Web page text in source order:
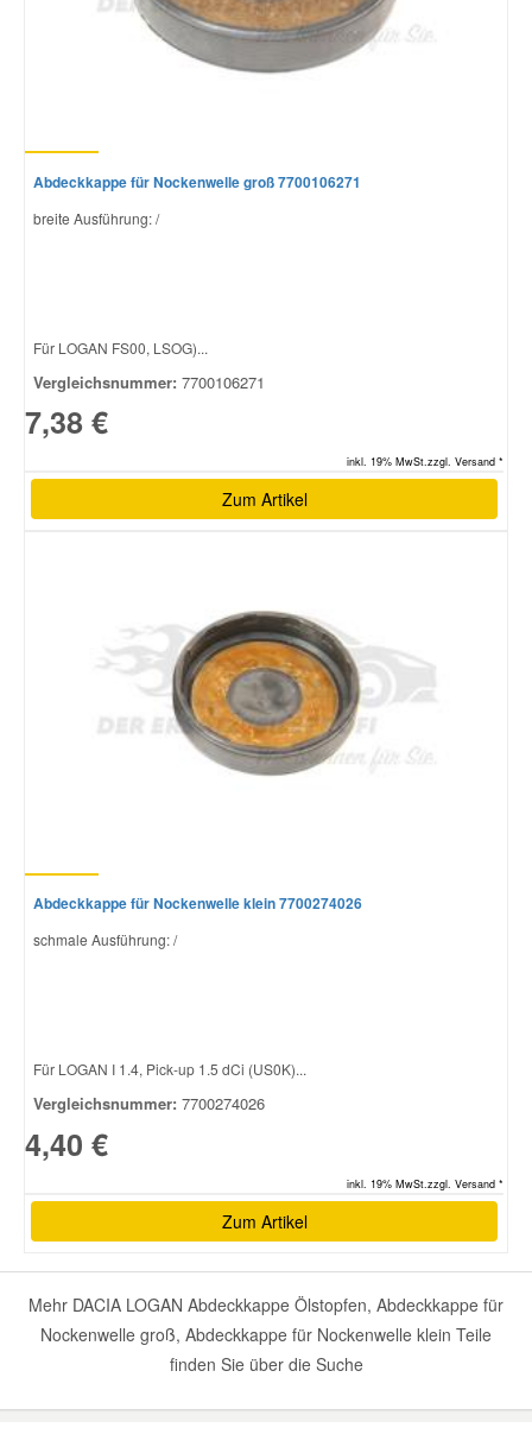
Abdeckkappe für Nockenwelle groß 7700106271
breite Ausführung: /
Für LOGAN FS00, LSOG)...
Vergleichsnummer: 7700106271
7,38 €
inkl. 19% MwSt.zzgl. Versand *
Zum Artikel
Abdeckkappe für Nockenwelle klein 7700274026
schmale Ausführung: /
Für LOGAN I 1.4, Pick-up 1.5 dCi (US0K)...
Vergleichsnummer: 7700274026
4,40 €
inkl. 19% MwSt.zzgl. Versand *
Zum Artikel
Mehr DACIA LOGAN Abdeckkappe Ölstopfen, Abdeckkappe für
Nockenwelle groß, Abdeckkappe für Nockenwelle klein Teile
finden Sie über die Suche